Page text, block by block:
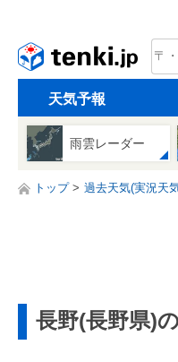
天気予報
雨雲レーダー
トップ 過去天気(実況天
長野(長野県)